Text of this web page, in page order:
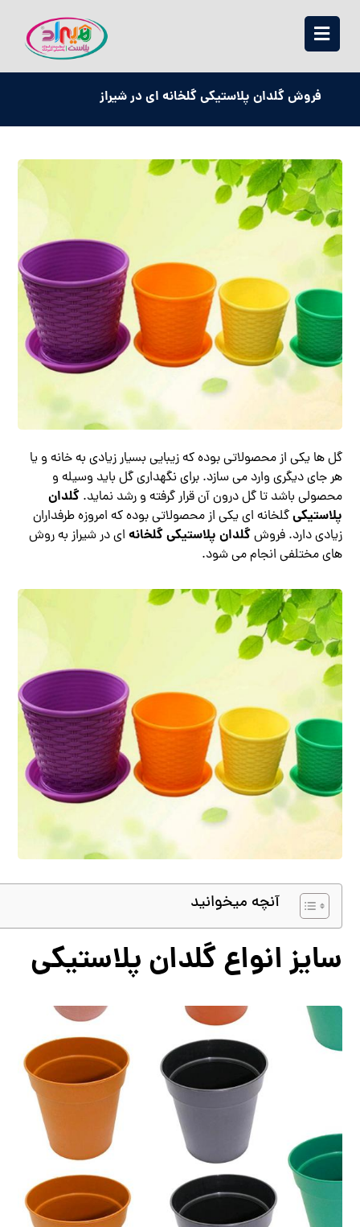
فروش گلدان پلاستیکی گلخانه ای در شیراز
گل ها یکی از محصولاتی بوده که زیبایی بسیار زیادی به خانه و یا
هر جای دیگری وارد می سازد. برای نگهداری گل باید وسیله و
محصولی باشد تا گل درون آن قرار گرفته و رشد نماید.گلدان
پلاستیکیگلخانه ای یکی از محصولاتی بوده که امروزه طرفداران
زیادی دارد. فروشگلدان پلاستیکی گلخانه ای در شیراز به روش
های مختلفی انجام می شود.
آنچه میخوانید
سایز انواع گلدان پلاستیکی